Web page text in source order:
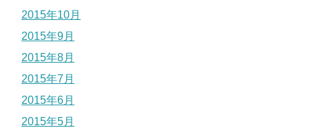
2015年10月
2015年9月
2015年8月
2015年7月
2015年6月
2015年5月